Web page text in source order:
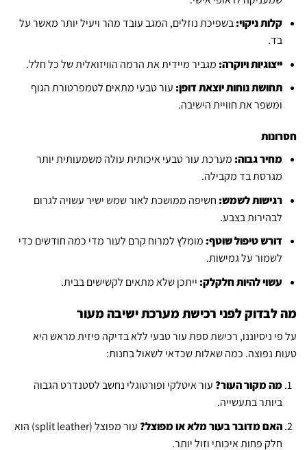
קלות ניקוי:בשפיכת נוזלים, המגב עובד מהר ויעיל יותר מאשר על
בד.
ייצוגיות ויוקרה: מגביר מיידית את הרמה הוויזואלית של כל חלל.
תחושת נוחות יוצאת דופן: עור טבעי מתאים לטמפרטורת הגוף
ומשפר את חוויית הישיבה.
חסרונות
מחיר גבוה: מערכת עור טבעי איכותית עולה משמעותית יותר
מגרסת בד מקבילה.
רגישות לשמש: חשיפה ממושכת לאור שמש ישיר עשויה לגרום
לבהירות בצבע.
דורש טיפול שוטף: מומלץ למרוח קרם לעור מדי כמה חודשים כדי
לשמור על גמישות.
עשוי להיות חלקלק: ייתכן שלא מתאים לקשישים בבית.
מה לבדוק לפני רכישת מערכת ישיבה מעור
על פי ניסיוננו, רכישת ספת עור טבעי ללא בדיקה פיזית מראש היא
טעות נפוצה. כמה שאלות שכדאי לשאול בחנות:
מה מקור העור?עור איטלקי ופורטוגלי נחשב לסטנדרט הגבוה
ביותר בתעשייה.
האם מדובר בעור מלא או מפוצל?
עור מפוצל (split leather) הוא
חלק פחות איכותי וזול יותר.